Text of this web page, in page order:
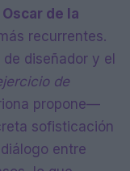
Oscar de la
recurrentes.
diseñador y el
de
propone—
sofisticación
entre